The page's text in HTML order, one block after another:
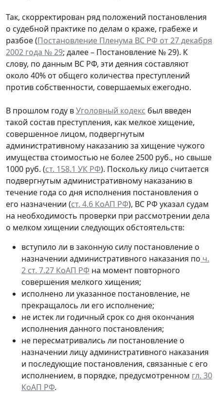
Так, скорректирован ряд положений постановления
о судебной практике по делам о краже, грабеже и
разбое (Постановление Пленума ВС РФ от 27 декабря
2002 года № 29; далее – Постановление № 29). К
слову, по данным ВС РФ, эти деяния составляют
около 40% от общего количества преступлений
против собственности, совершаемых ежегодно.
В прошлом году вУголовный кодекс был введен
такой состав преступления, как мелкое хищение,
совершенное лицом, подвергнутым
административному наказанию за хищение чужого
имущества стоимостью не более 2500 руб., но свыше
1000 руб. (ст. 158.1 УК РФ). Поскольку лицо считается
подвергнутым административному наказанию в
течение года со дня исполнения постановления о
его назначении (ст. 4.6 КоАП РФ), ВС РФ указал судам
на необходимость проверки при рассмотрении дела
о мелком хищении следующих обстоятельств:
вступило ли в законную силу постановление о
назначении административного наказания по ч.
2 ст. 7.27 КоАП РФ на момент повторного
совершения мелкого хищения;
исполнено ли указанное постановление, не
прекращалось ли его исполнение;
не истек ли годичный срок со дня окончания
исполнения данного постановления;
не пересматривались ли постановление о
назначении лицу административного наказания
и последующие постановления, связанные с его
исполнением, в порядке, предусмотренном гл. 30
КоАП РФ.